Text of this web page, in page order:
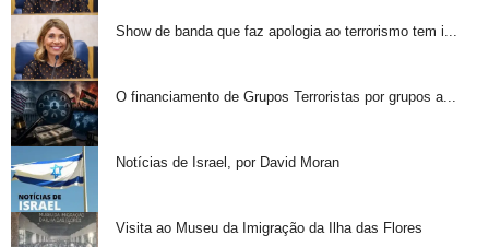
Show de banda que faz apologia ao terrorismo tem i...
O financiamento de Grupos Terroristas por grupos a...
Notícias de Israel, por David Moran
Visita ao Museu da Imigração da Ilha das Flores